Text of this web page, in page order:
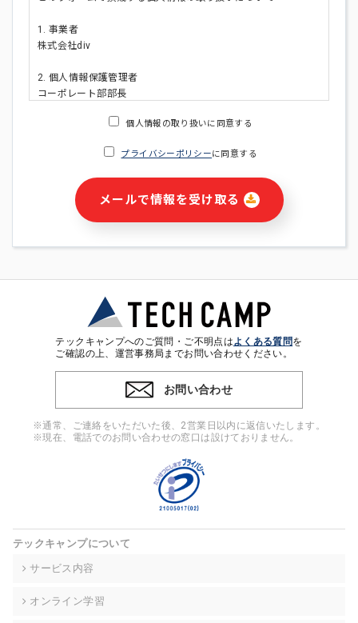
1. 事業者
株式会社div
2. 個人情報保護管理者
コーポレート部部長
・ご請求された資料の送付のため
・本サービス及び本サービスに関連する情報(当社及び第三者の
サービス又は商品等の広告配信・宣伝を含みますが、それらに
・個人(法人の場合は担当者)を識別できない形式に加工した統
計情報の作成および利用
※上記の利用目的に基づいた本人への連絡及び配信について
4. 個人情報の第三者提供
ンをとるために、氏名等の一部の情報をサービス内で使用する
チャットツールで発信することにより、本サービスの他の利用
者等に提供することがあります。
当社は事業運営上、前項利用目的の範囲に限って個人情報を外
高い委託先を選定し、個人情報の適正管理・機密保持について
個人情報の開示等(利用目的の通知、開示、内容の訂正・追加・
個人情報の取り扱いに同意する
プライバシーポリシーに同意する
メールで情報を受け取る
テックキャンプへのご質問・ご不明点はよくある質問を
ご確認の上、運営事務局までお問い合わせください。
お問い合わせ
※通常、ご連絡をいただいた後、2営業日以内に返信いたします。
※現在、電話でのお問い合わせの窓口は設けておりません。
テックキャンプについて
サービス内容
オンライン学習